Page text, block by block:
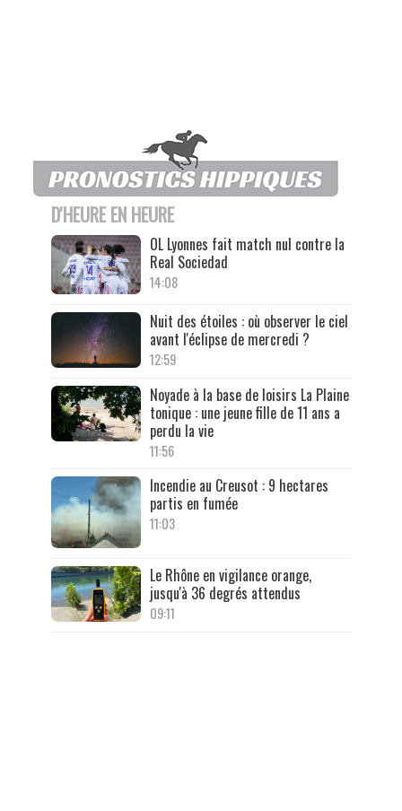
D'HEURE EN HEURE
OL Lyonnes fait match nul contre la
Real Sociedad
14:08
Nuit des étoiles : où observer le ciel
avant l'éclipse de mercredi ?
12:59
Noyade à la base de loisirs La Plaine
tonique : une jeune fille de 11 ans a
perdu la vie
11:56
Incendie au Creusot : 9 hectares
partis en fumée
11:03
Le Rhône en vigilance orange,
jusqu'à 36 degrés attendus
09:11